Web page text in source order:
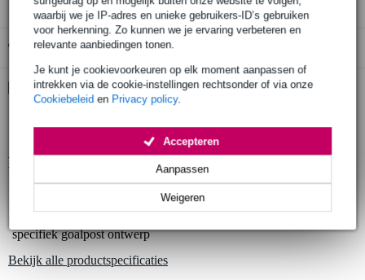
waarbij we je IP-adres en unieke gebruikers-ID’s gebruiken
voor herkenning. Zo kunnen we je ervaring verbeteren en
relevante aanbiedingen tonen.
Je kunt je cookievoorkeuren op elk moment aanpassen of
intrekken via de cookie-instellingen rechtsonder of via onze
Cookiebeleid en Privacy policy.
Weigeren
Aanpassen
Accepteren
Gratis ophalen in de winkel
Kies nu voor 2 jaar extra Bax Music garantie en meer
voordelen
Productinformatie
geproduceerd in Europa volgens strenge eisen
gefabriceerd door een fabrikant met meer dan 20 jaar ervaring
specifiek goalpost ontwerp
Bekijk alle productspecificaties